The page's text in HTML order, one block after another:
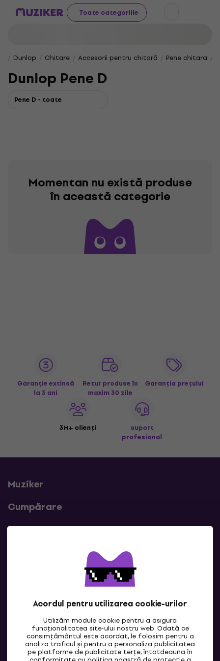
Toate categoriile
Acordul pentru utilizarea cookie-urilor
Utilizăm module cookie pentru a asigura
funcționalitatea site-ului nostru web. Odată ce
consimțământul este acordat, le folosim pentru a
analiza traficul și pentru a personaliza publicitatea
pe platforme de publicitate terțe, întotdeauna în
Dunlop Chitare Accesorii pentru chitară Pene chitara
Dunlop Pene D
Pene D - toate
Momentan nu există produse
în această categorie
Garanție extinsă
la 3 ani
Retur produse în
maxim 30 zile
Garanția prețului
3M+ clienți
suport
profesional
Muziker
Cumpărare
Linkuri utile
Contacte
Contactează-ne